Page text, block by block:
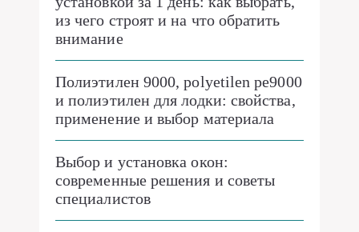
из чего строят и на что обратить
внимание
Полиэтилен 9000, polyetilen pe9000
и полиэтилен для лодки: свойства,
применение и выбор материала
Выбор и установка окон:
современные решения и советы
специалистов